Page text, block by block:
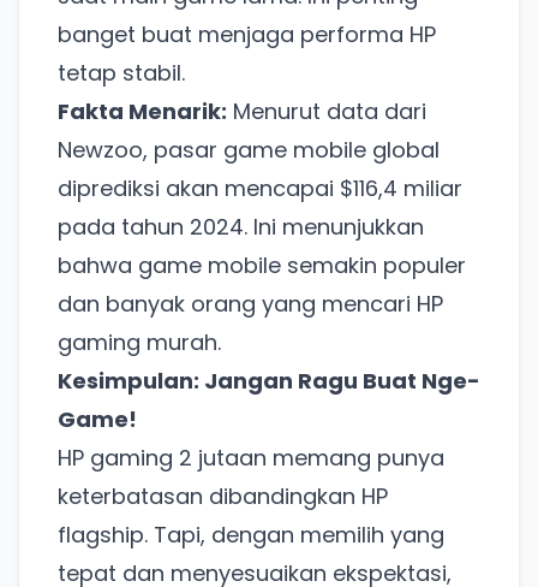
banget buat menjaga performa HP
tetap stabil.
Fakta Menarik: Menurut data dari
Newzoo, pasar game mobile global
diprediksi akan mencapai $116,4 miliar
pada tahun 2024. Ini menunjukkan
bahwa game mobile semakin populer
dan banyak orang yang mencari HP
gaming murah.
Kesimpulan: Jangan Ragu Buat Nge-
Game!
HP gaming 2 jutaan memang punya
keterbatasan dibandingkan HP
flagship. Tapi, dengan memilih yang
tepat dan menyesuaikan ekspektasi,
Ada Website Baru!
Khusus untuk kamu yang mau coba